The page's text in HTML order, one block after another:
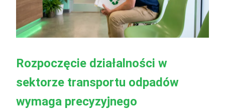
Rozpoczęcie działalności w
sektorze transportu odpadów
wymaga precyzyjnego